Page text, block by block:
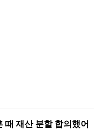
때 재산 분할 합의했어